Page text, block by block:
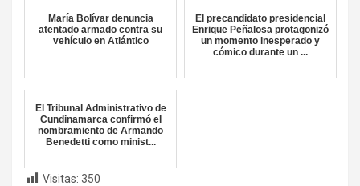
María Bolívar denuncia
atentado armado contra su
vehículo en Atlántico
El precandidato presidencial
Enrique Peñalosa protagonizó
un momento inesperado y
cómico durante un ...
El Tribunal Administrativo de
Cundinamarca confirmó el
nombramiento de Armando
Benedetti como minist...
Visitas: 350